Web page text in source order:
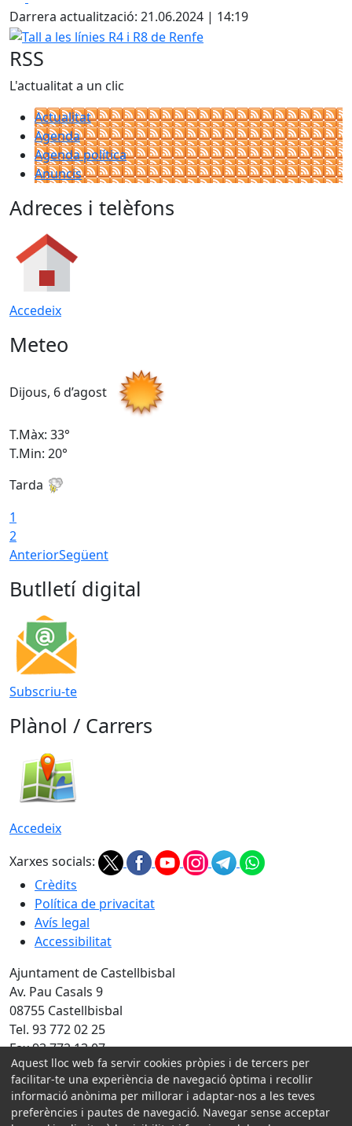
Darrera actualització: 21.06.2024 | 14:19
Tall a les línies R4 i R8 de Renfe
RSS
L'actualitat a un clic
Actualitat
Agenda
Agenda política
Anuncis
Adreces i telèfons
Accedeix
Meteo
Dijous, 6 d’agost
T.Màx: 33°
T.Min: 20°
Tarda
1
2
AnteriorSegüent
Butlletí digital
Subscriu-te
Plànol / Carrers
Accedeix
Xarxes socials:
Crèdits
Política de privacitat
Avís legal
Accessibilitat
Ajuntament de Castellbisbal
Av. Pau Casals 9
08755 Castellbisbal
Tel. 93 772 02 25
Fax 93 772 13 07
Amb la col·laboració de:
Aquest lloc web fa servir cookies pròpies i de tercers per
facilitar-te una experiència de navegació òptima i recollir
informació anònima per millorar i adaptar-nos a les teves
preferències i pautes de navegació. Navegar sense acceptar